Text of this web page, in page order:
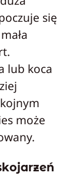
się
lub koca
może